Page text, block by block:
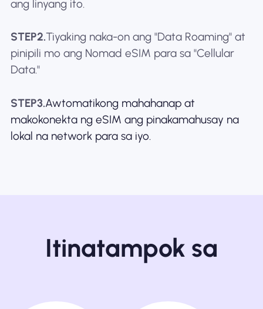
ang linyang ito.
STEP2.Tiyaking naka-on ang "Data Roaming" at
pinipili mo ang Nomad eSIM para sa "Cellular
Data."
STEP3.Awtomatikong mahahanap at
makokonekta ng eSIM ang pinakamahusay na
lokal na network para sa iyo.
Itinatampok sa